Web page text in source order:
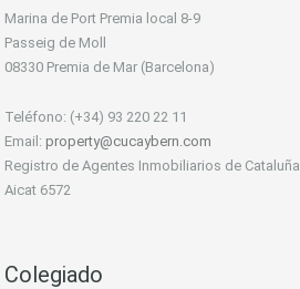
Marina de Port Premia local 8-9
Passeig de Moll
08330 Premia de Mar (Barcelona)
Teléfono: (+34) 93 220 22 11
Email: property@cucaybern.com
Registro de Agentes Inmobiliarios de Cataluña
Aicat 6572
Colegiado